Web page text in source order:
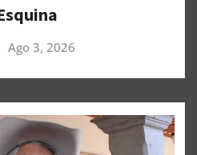
Ago 3, 2026